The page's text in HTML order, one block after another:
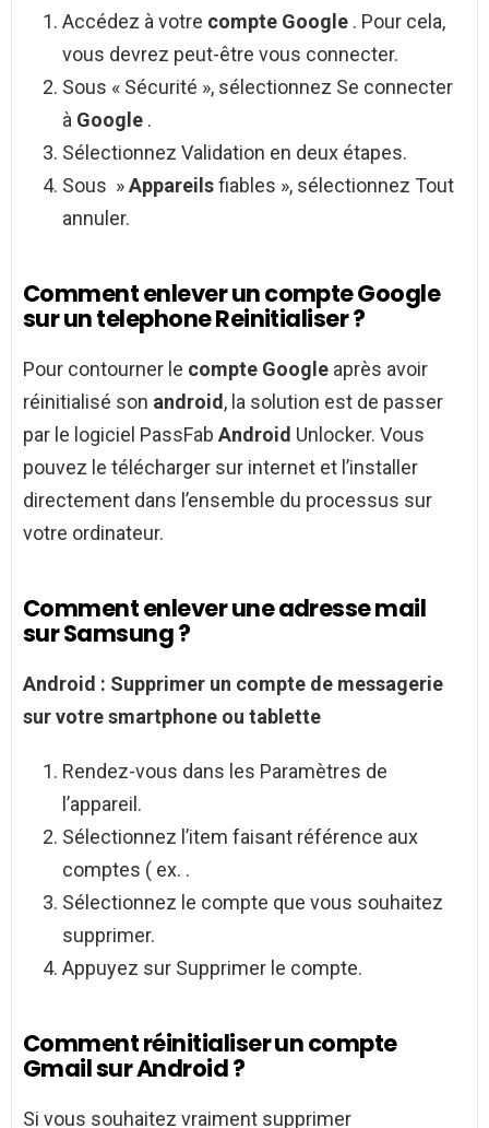
Accédez à votre compte Google . Pour cela,
vous devrez peut-être vous connecter.
Sous « Sécurité », sélectionnez Se connecter
à Google .
Sélectionnez Validation en deux étapes.
Sous »Appareilsfiables », sélectionnez Tout
annuler.
Comment enlever un compte Google
sur un telephone Reinitialiser ?
Pour contourner le compte Google après avoir
réinitialisé son android, la solution est de passer
par le logiciel PassFab Android Unlocker. Vous
pouvez le télécharger sur internet et l’installer
directement dans l’ensemble du processus sur
votre ordinateur.
Comment enlever une adresse mail
sur Samsung ?
Android : Supprimer un compte de messagerie
sur votre smartphone ou tablette
Rendez-vous dans les Paramètres de
l’appareil.
Sélectionnez l’item faisant référence aux
comptes ( ex. .
Sélectionnez le compte que vous souhaitez
supprimer.
Appuyez sur Supprimer le compte.
Comment réinitialiser un compte
Gmail sur Android ?
Si vous souhaitez vraiment supprimer